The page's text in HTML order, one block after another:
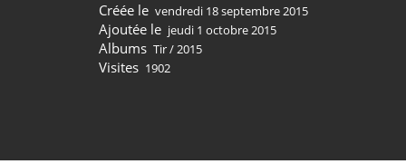
Créée le vendredi 18 septembre 2015
Ajoutée le jeudi 1 octobre 2015
Albums Tir/2015
Visites 1902